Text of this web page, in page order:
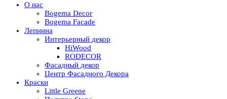
О нас
Bogema Decor
Bogema Facade
Лепнина
Интерьерный декор
HiWood
RODECOR
Фасадный декор
Центр Фасадного Декора
Краски
Little Greene